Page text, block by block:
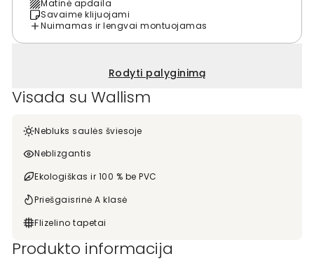
Matinė apdaila
Savaime klijuojami
Nuimamas ir lengvai montuojamas
Rodyti palyginimą
Visada su Wallism
Nebluks saulės šviesoje
Neblizgantis
Ekologiškas ir 100 % be PVC
Priešgaisrinė A klasė
Flizelino tapetai
Produkto informacija